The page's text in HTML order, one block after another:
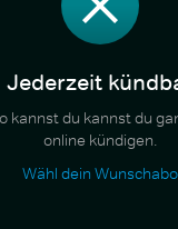
Jederzeit
kannst du kannst du
online kündigen.
Wähl dein Wunschabo